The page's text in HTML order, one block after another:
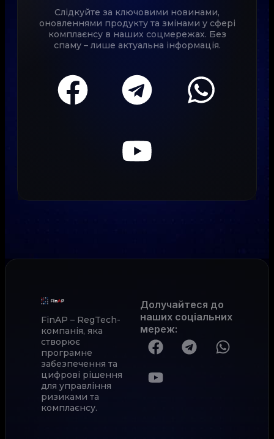
Слідкуйте за ключовими новинами,
оновленнями продукту та змінами у сфері
комплаєнсу в наших соцмережах. Без
спаму – лише актуальна інформація.
FinAP – RegTech-
компанія, яка
створює
програмне
забезпечення та
цифрові рішення
для управління
ризиками та
комплаєнсу.
Долучайтеся до
наших соціальних
мереж: